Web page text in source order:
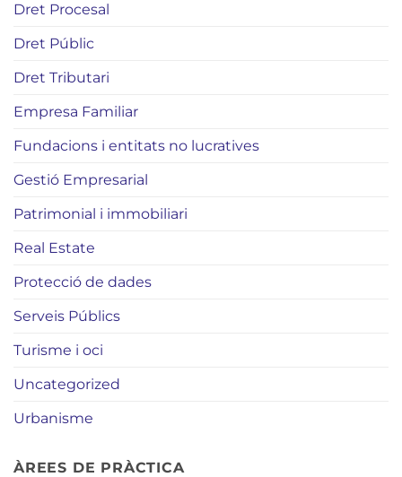
Dret Procesal
Dret Públic
Dret Tributari
Empresa Familiar
Fundacions i entitats no lucratives
Gestió Empresarial
Patrimonial i immobiliari
Real Estate
Protecció de dades
Serveis Públics
Turisme i oci
Uncategorized
Urbanisme
ÀREES DE PRÀCTICA